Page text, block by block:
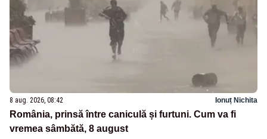
8 aug. 2026, 08:42 Ionuț Nichita
România, prinsă între caniculă și furtuni. Cum va fi
vremea sâmbătă, 8 august